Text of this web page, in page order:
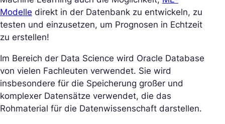
Modelle direkt in der Datenbank zu entwickeln, zu
testen und einzusetzen, um Prognosen in Echtzeit
zu erstellen!
Im Bereich der Data Science wird Oracle Database
von vielen Fachleuten verwendet. Sie wird
insbesondere für die Speicherung großer und
komplexer Datensätze verwendet, die das
Rohmaterial für die Datenwissenschaft darstellen.